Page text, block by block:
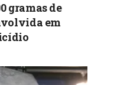
gramas de
em